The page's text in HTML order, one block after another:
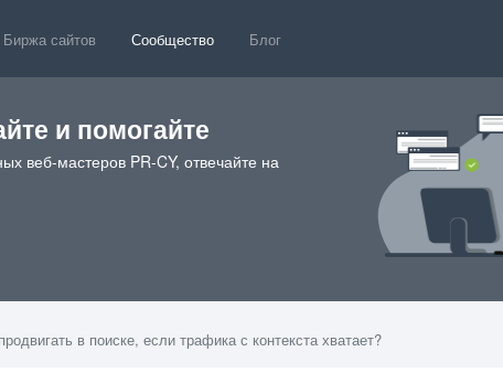
Биржа сайтов Сообщество Блог
и помогайте
веб-мастеров PR-CY, отвечайте на
в поиске, если трафика с контекста хватает?